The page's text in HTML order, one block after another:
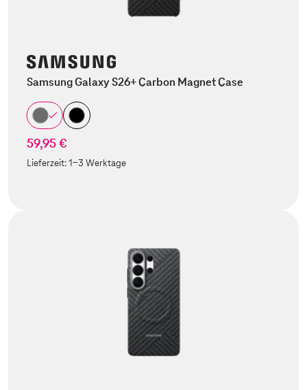
Samsung Galaxy S26+ Carbon Magnet Case
59,95 €
Lieferzeit:1-3 Werktage